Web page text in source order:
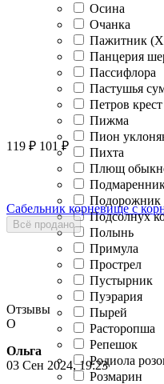
Осина
Очанка
Пажитник
Панцерия
Пассифлора
Пастушья
Петров крест
Пижма
Пион
Пихта
Плющ
Подорожник
Подсолнух
Полынь
Примула
Прострел
Пустырник
Пуэрария
Пырей
Расторопша
Репешок
Родиола
Розмарин
119 ₽ 101 ₽
Сабельник корневище с
Всё продано
Отзывы
О
Ольга
03 Сен 2024, 19:23